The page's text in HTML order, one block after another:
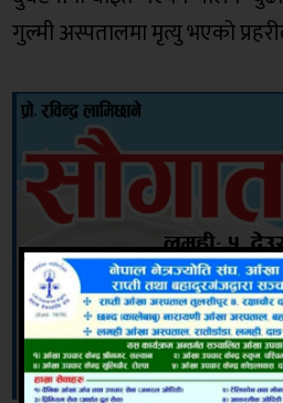
गुल्मी अस्पतालमा मृत्यु भएको